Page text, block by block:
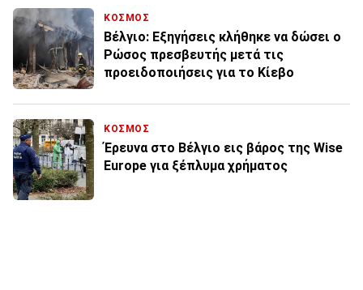
ΚΟΣΜΟΣ
Βέλγιο: Εξηγήσεις κλήθηκε να δώσει ο
Ρώσος πρεσβευτής μετά τις
προειδοποιήσεις για το Κίεβο
ΚΟΣΜΟΣ
Έρευνα στο Βέλγιο εις βάρος της Wise
Europe για ξέπλυμα χρήματος